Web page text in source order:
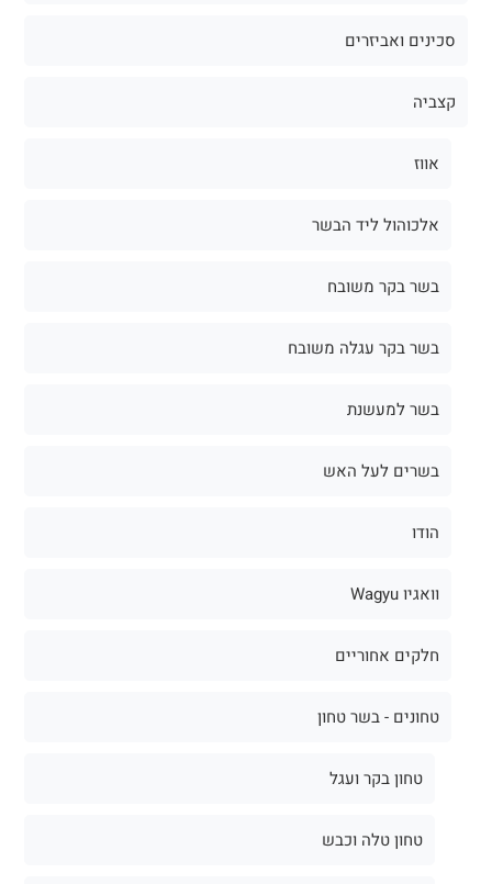
סכינים ואביזרים
קצביה
אווז
אלכוהול ליד הבשר
בשר בקר משובח
בשר בקר עגלה משובח
בשר למעשנת
בשרים לעל האש
הודו
וואגיו Wagyu
חלקים אחוריים
טחונים - בשר טחון
טחון בקר ועגל
טחון טלה וכבש